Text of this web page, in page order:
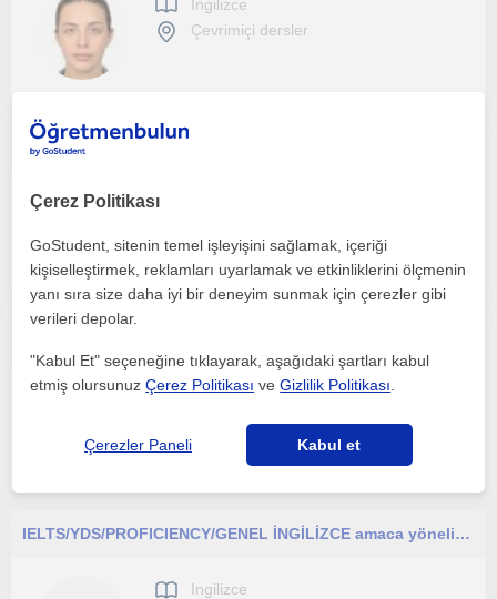
Ingilizce
Çevrimiçi dersler
Ingilizce
Çevrimiçi dersler
IELTS/YDS/PROFICIENCY/GENEL İNGİLİZCE amaca yönelik online etkin dersler vermekteyim.
Ingilizce
Çerez Politikası
GoStudent, sitenin temel işleyişini sağlamak, içeriği
kişiselleştirmek, reklamları uyarlamak ve etkinliklerini ölçmenin
yanı sıra size daha iyi bir deneyim sunmak için çerezler gibi
verileri depolar.
"Kabul Et" seçeneğine tıklayarak, aşağıdaki şartları kabul
etmiş olursunuzÇerez Politikası veGizlilik Politikası
Çerezler Paneli Kabul et